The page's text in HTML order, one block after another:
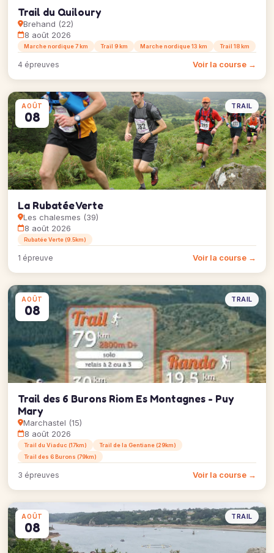
Trail du Quiloury
Brehand (22)
8 août 2026
Marche nordique 7 km Trail 9 km Marche nordique 13 km Trail 18 km
4 épreuves Voir la course →
AOÛT
08
TRAIL
La Rubatée Verte
Les chalesmes (39)
8 août 2026
Rubatée Verte (9.5km)
1 épreuve Voir la course →
AOÛT
08
TRAIL
Trail des 6 Burons Riom Es Montagnes - Puy
Mary
Marchastel (15)
8 août 2026
Trail du Viaduc (17km)
Trail de la Gentiane (29km)
Trail des 6 Burons (79km)
3 épreuves Voir la course →
AOÛT
08
TRAIL